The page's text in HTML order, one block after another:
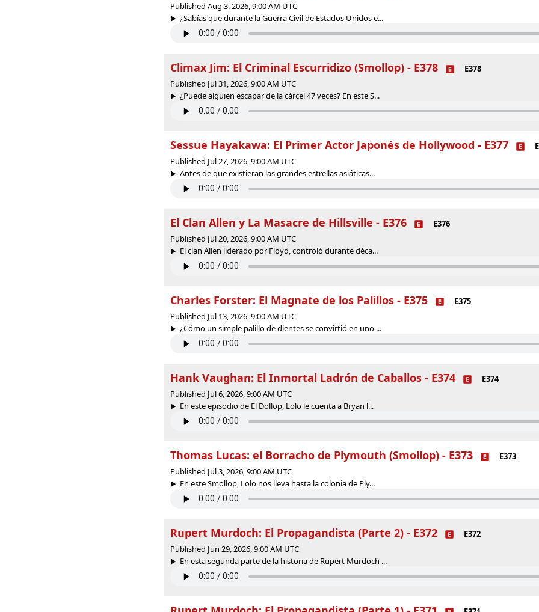
Published Aug 3, 2026, 9:00 AM UTC
¿Sabías que durante la Guerra Civil de Estados Unidos e...
Climax Jim: El Criminal Escurridizo (Smollop) - E378
E378
Published Jul 31, 2026, 9:00 AM UTC
¿Puede alguien escapar de la cárcel 47 veces? En este S...
Sessue Hayakawa: El Primer Actor Japonés de Hollywood - E377
Published Jul 27, 2026, 9:00 AM UTC
Antes de que existieran las grandes estrellas asiáticas...
El Clan Allen y La Masacre de Hillsville - E376
E376
Published Jul 20, 2026, 9:00 AM UTC
El clan Allen liderado por Floyd, controló durante déca...
Charles Forster: El Magnate de los Palillos - E375
E375
Published Jul 13, 2026, 9:00 AM UTC
¿Cómo un simple palillo de dientes se convirtió en uno ...
Hank Vaughan: El Inmortal Ladrón de Caballos - E374
E374
Published Jul 6, 2026, 9:00 AM UTC
En este episodio de El Dollop, Lolo le cuenta a Bryan l...
Thomas Lucas: el Borracho de Plymouth (Smollop) - E373
E373
Published Jul 3, 2026, 9:00 AM UTC
En este Smollop, Lolo nos lleva hasta la colonia de Ply...
Rupert Murdoch: El Propagandista (Parte 2) - E372
E372
Published Jun 29, 2026, 9:00 AM UTC
En esta segunda parte de la historia de Rupert Murdoch ...